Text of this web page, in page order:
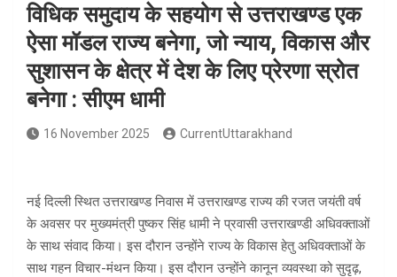
विधिक समुदाय के सहयोग से उत्तराखण्ड एक
ऐसा मॉडल राज्य बनेगा, जो न्याय, विकास और
सुशासन के क्षेत्र में देश के लिए प्रेरणा स्रोत
बनेगा : सीएम धामी
16 November 2025 CurrentUttarakhand
नई दिल्ली स्थित उत्तराखण्ड निवास में उत्तराखण्ड राज्य की रजत जयंती वर्ष
के अवसर पर मुख्यमंत्री पुष्कर सिंह धामी ने प्रवासी उत्तराखण्डी अधिवक्ताओं
के साथ संवाद किया। इस दौरान उन्होंने राज्य के विकास हेतु अधिवक्ताओं के
साथ गहन विचार-मंथन किया। इस दौरान उन्होंने कानून व्यवस्था को सुदृढ़,